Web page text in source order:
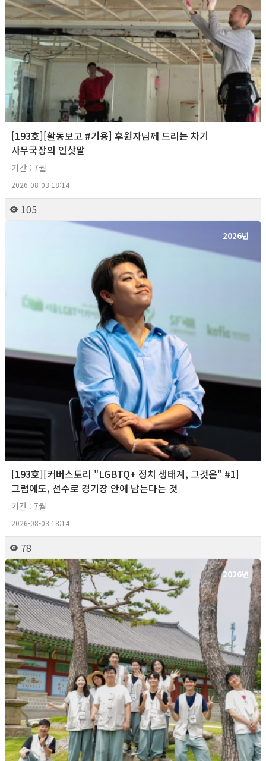
[193호][활동보고 #기용] 후원자님께 드리는 차기
사무국장의 인삿말
기간 : 7월
2026-08-03 18:14
105
2026년
[193호][커버스토리 "LGBTQ+ 정치 생태계, 그것은" #1]
그럼에도, 선수로 경기장 안에 남는다는 것
기간 : 7월
2026-08-03 18:14
78
2026년